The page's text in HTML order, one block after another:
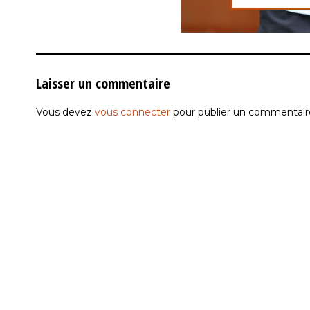
Laisser un commentaire
Vous devez vous connecter pour publier un